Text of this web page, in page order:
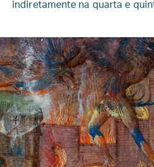
indiretamente na quarta e